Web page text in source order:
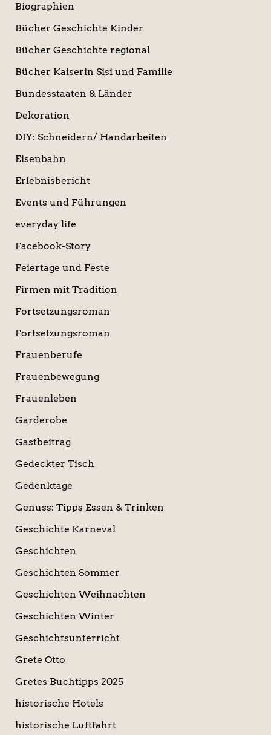
Biographien
Bücher Geschichte Kinder
Bücher Geschichte regional
Bücher Kaiserin Sisi und Familie
Bundesstaaten & Länder
Dekoration
DIY: Schneidern/ Handarbeiten
Eisenbahn
Erlebnisbericht
Events und Führungen
everyday life
Facebook-Story
Feiertage und Feste
Firmen mit Tradition
Fortsetzungsroman
Fortsetzungsroman
Frauenberufe
Frauenbewegung
Frauenleben
Garderobe
Gastbeitrag
Gedeckter Tisch
Gedenktage
Genuss: Tipps Essen & Trinken
Geschichte Karneval
Geschichten
Geschichten Sommer
Geschichten Weihnachten
Geschichten Winter
Geschichtsunterricht
Grete Otto
Gretes Buchtipps 2025
historische Hotels
historische Luftfahrt